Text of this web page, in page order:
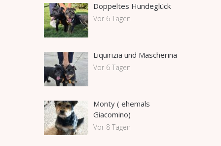
Doppeltes Hundeglück
Vor 6 Tagen
Liquirizia und Mascherina
Vor 6 Tagen
Monty ( ehemals
Giacomino)
Vor 8 Tagen